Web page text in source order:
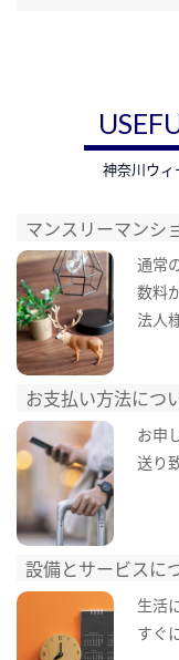
神奈川ウ
マンスリーマンシ
通常
数料
法人
お支払い方法につ
お申
送り
設備とサービスに
生活
すぐ